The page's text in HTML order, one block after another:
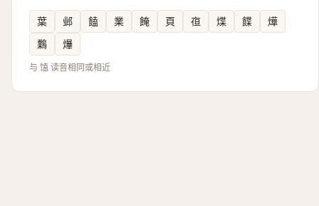
葉 邺 饁 業 餣 頁 亱 煠 䭎
燁
鸈
爗
与 馌 读音相同或相近